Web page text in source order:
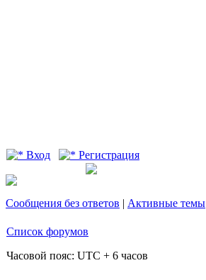
Вход Регистрация
Сообщения без ответов | Активные темы
Список форумов
Часовой пояс: UTC + 6 часов